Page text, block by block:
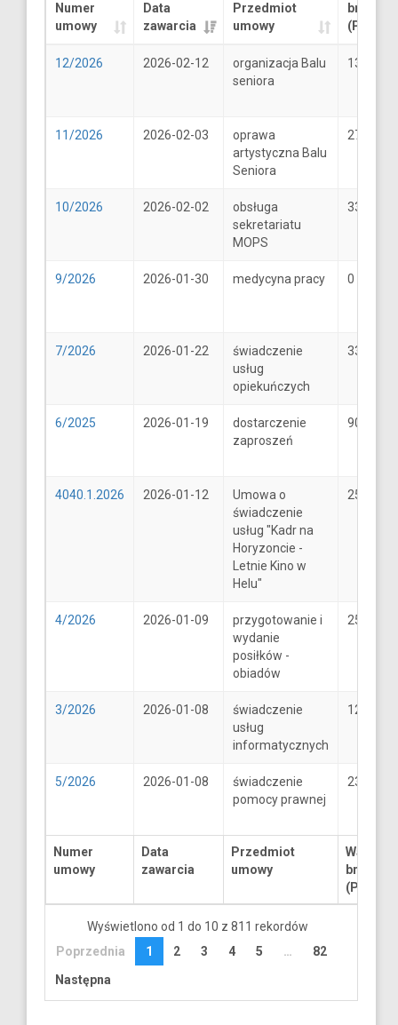
Numer
umowy
Data
zawarcia
Przedmiot
umowy
brutto
(PLN)
Numer
umowy
Data
zawarcia
Przedmiot
umowy
Wartość
brutto
(PLN)
12/2026 2026-02-12
organizacja Balu
seniora
13289.6
11/2026 2026-02-03
oprawa
artystyczna Balu
Seniora
2706
10/2026 2026-02-02
obsługa
sekretariatu
MOPS
33
9/2026 2026-01-30 medycyna pracy 0
7/2026 2026-01-22
świadczenie
usług
opiekuńczych
33
6/2025 2026-01-19
dostarczenie
zaproszeń
900
4040.1.2026 2026-01-12
Umowa o
świadczenie
usług "Kadr na
Horyzoncie -
Letnie Kino w
Helu"
25600
4/2026 2026-01-09
przygotowanie i
wydanie
posiłków -
obiadów
25
3/2026 2026-01-08
świadczenie
usług
informatycznych
1250
5/2026 2026-01-08
świadczenie
pomocy prawnej
2300
Wyświetlono od 1 do 10 z 811 rekordów
Poprzednia
1 2 3 4 5 …
82
Następna